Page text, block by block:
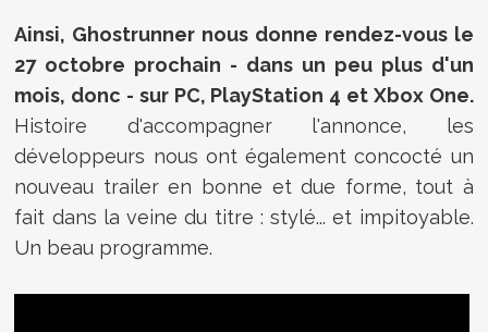
Ainsi, Ghostrunner nous donne rendez-vous le
27 octobre prochain - dans un peu plus d'un
mois, donc - sur PC, PlayStation 4 et Xbox One.
Histoire d'accompagner l'annonce, les
développeurs nous ont également concocté un
nouveau trailer en bonne et due forme, tout à
fait dans la veine du titre : stylé... et impitoyable.
Un beau programme.